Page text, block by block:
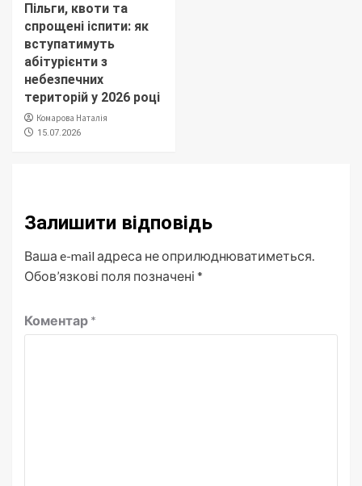
Пільги, квоти та
спрощені іспити: як
вступатимуть
абітурієнти з
небезпечних
територій у 2026 році
Комарова Наталія
15.07.2026
Залишити відповідь
Ваша e-mail адреса не оприлюднюватиметься.
Обов’язкові поля позначені *
Коментар *